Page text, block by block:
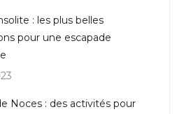
: les plus belles
pour une escapade
Noces : des activités pour